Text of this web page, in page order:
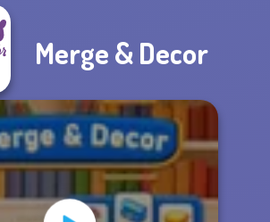
Merge & Decor